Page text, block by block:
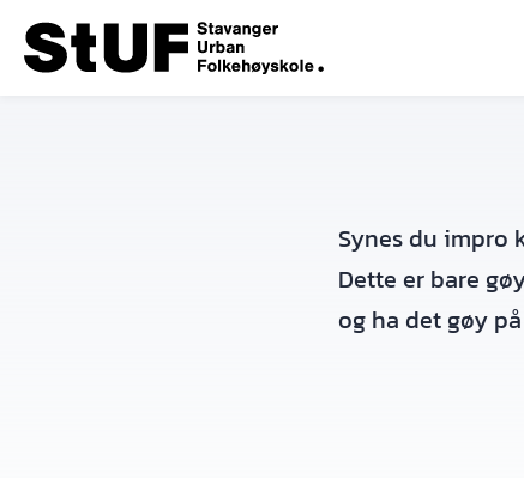
Synes du impro
Dette er bare
og ha det gøy